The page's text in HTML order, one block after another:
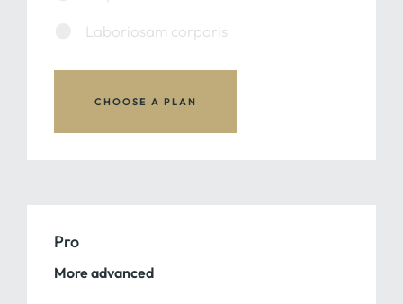
Laboriosam corporis
CHOOSE A PLAN
Pro
More advanced